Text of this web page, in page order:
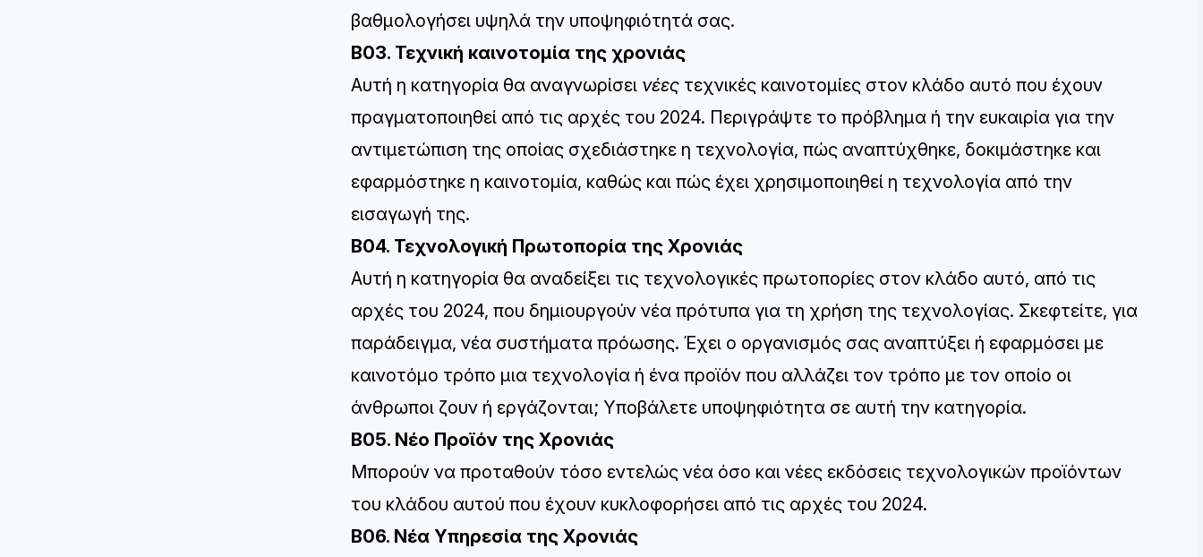
βαθμολογήσει υψηλά την υποψηφιότητά σας.
B03. Τεχνική καινοτομία της χρονιάς
Αυτή η κατηγορία θα αναγνωρίσει νέες τεχνικές καινοτομίες στον κλάδο αυτό που έχουν
πραγματοποιηθεί από τις αρχές του 2024. Περιγράψτε το πρόβλημα ή την ευκαιρία για την
αντιμετώπιση της οποίας σχεδιάστηκε η τεχνολογία, πώς αναπτύχθηκε, δοκιμάστηκε και
εφαρμόστηκε η καινοτομία, καθώς και πώς έχει χρησιμοποιηθεί η τεχνολογία από την
εισαγωγή της.
B04. Τεχνολογική Πρωτοπορία της Χρονιάς
Αυτή η κατηγορία θα αναδείξει τις τεχνολογικές πρωτοπορίες στον κλάδο αυτό, από τις
αρχές του 2024, που δημιουργούν νέα πρότυπα για τη χρήση της τεχνολογίας. Σκεφτείτε, για
παράδειγμα, νέα συστήματα πρόωσης. Έχει ο οργανισμός σας αναπτύξει ή εφαρμόσει με
καινοτόμο τρόπο μια τεχνολογία ή ένα προϊόν που αλλάζει τον τρόπο με τον οποίο οι
άνθρωποι ζουν ή εργάζονται; Υποβάλετε υποψηφιότητα σε αυτή την κατηγορία.
B05. Νέο Προϊόν της Χρονιάς
Μπορούν να προταθούν τόσο εντελώς νέα όσο και νέες εκδόσεις τεχνολογικών προϊόντων
του κλάδου αυτού που έχουν κυκλοφορήσει από τις αρχές του 2024.
B06. Νέα Υπηρεσία της Χρονιάς